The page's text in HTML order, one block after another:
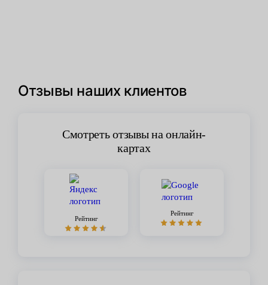
Отзывы наших клиентов
Смотреть отзывы на онлайн-
картах
Рейтинг
Рейтинг